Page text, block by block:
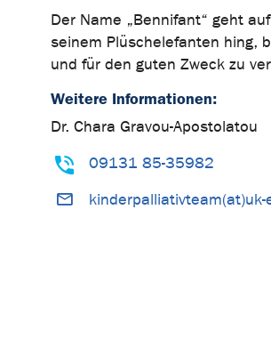
Der Name „Bennifant“ geht
seinem Plüschelefanten hing,
und für den guten Zweck zu
Weitere Informationen:
Dr. Chara Gravou-Apostolatou
09131 85-35982
kinderpalliativteam(at)uk-